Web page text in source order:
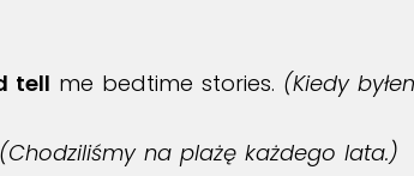
tell me bedtime stories. (Kiedy
(Chodziliśmy na plażę każdego lata.)